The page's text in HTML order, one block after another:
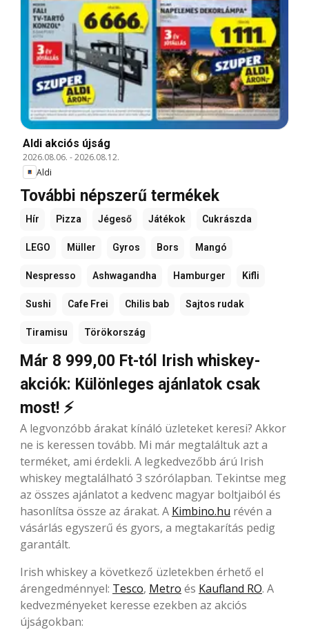
Aldi akciós újság
2026.08.06. -2026.08.12.
Aldi
További népszerű termékek
Hír Pizza Jégeső Játékok Cukrászda
LEGO Müller Gyros Bors Mangó
Nespresso Ashwagandha Hamburger Kifli
Sushi Cafe Frei Chilis bab Sajtos rudak
Tiramisu Törökország
Már 8 999,00 Ft-tól Irish whiskey-
akciók: Különleges ajánlatok csak
most! ⚡
A legvonzóbb árakat kínáló üzleteket keresi? Akkor
ne is keressen tovább. Mi már megtaláltuk azt a
terméket, ami érdekli. A legkedvezőbb árú Irish
whiskey megtalálható 3 szórólapban. Tekintse meg
az összes ajánlatot a kedvenc magyar boltjaiból és
hasonlítsa össze az árakat. A Kimbino.hu révén a
vásárlás egyszerű és gyors, a megtakarítás pedig
garantált.
Irish whiskey a következő üzletekben érhető el
árengedménnyel: Tesco, Metro és Kaufland RO. A
kedvezményeket keresse ezekben az akciós
újságokban: